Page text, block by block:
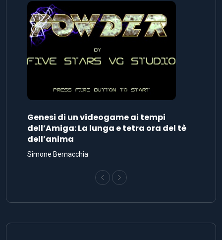
Genesi di un videogame ai tempi
dell’Amiga: La lunga e tetra ora del tè
dell’anima
Simone Bernacchia